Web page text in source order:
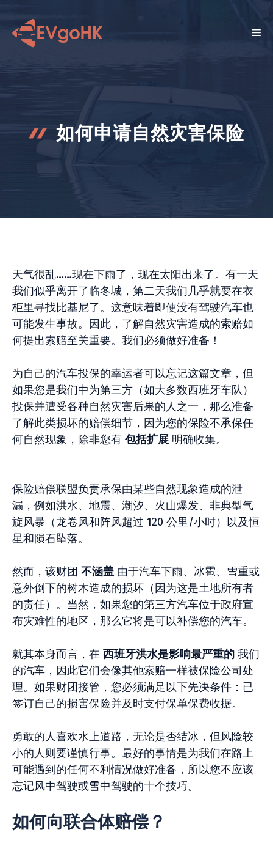
菜
如何申请自然灾害保险
天气很乱……现在下雨了，现在太阳出来了。有一天
我们似乎离开了临冬城，第二天我们几乎就要在衣
柜里寻找比基尼了。这意味着即使没有驾驶汽车也
可能发生事故。因此，了解自然灾害造成的索赔如
何提出索赔至关重要。我们必须做好准备！
为自己的汽车投保的幸运者可以忘记这篇文章，但
如果您是我们中为第三方（如大多数西班牙车队）
投保并遭受各种自然灾害后果的人之一，那么准备
了解此类损坏的赔偿细节，因为您的保险不承保任
何自然现象，除非您有 包括扩展 明确收集。
保险赔偿联盟负责承保由某些自然现象造成的泄
漏，例如洪水、地震、潮汐、火山爆发、非典型气
旋风暴（龙卷风和阵风超过 120 公里/小时）以及恒
星和陨石坠落。
然而，该财团 不涵盖 由于汽车下雨、冰雹、雪重或
意外倒下的树木造成的损坏（因为这是土地所有者
的责任）。当然，如果您的第三方汽车位于政府宣
布灾难性的地区，那么它将是可以补偿您的汽车。
就其本身而言，在 西班牙洪水是影响最严重的 我们
的汽车，因此它们会像其他索赔一样被保险公司处
理。如果财团接管，您必须满足以下先决条件：已
签订自己的损害保险并及时支付保单保费收据。
勇敢的人喜欢水上道路，无论是否结冰，但风险较
小的人则要谨慎行事。最好的事情是为我们在路上
可能遇到的任何不利情况做好准备，所以您不应该
忘记风中驾驶或雪中驾驶的十个技巧。
如何向联合体赔偿？